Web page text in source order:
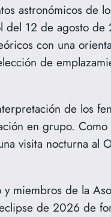
astronómicos de
12 de agosto
con una
de
de los
en grupo.
visita nocturna al
miembros de la
de 2026 de